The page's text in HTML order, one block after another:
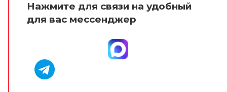
Нажмите для связи на удобный
для вас мессенджер